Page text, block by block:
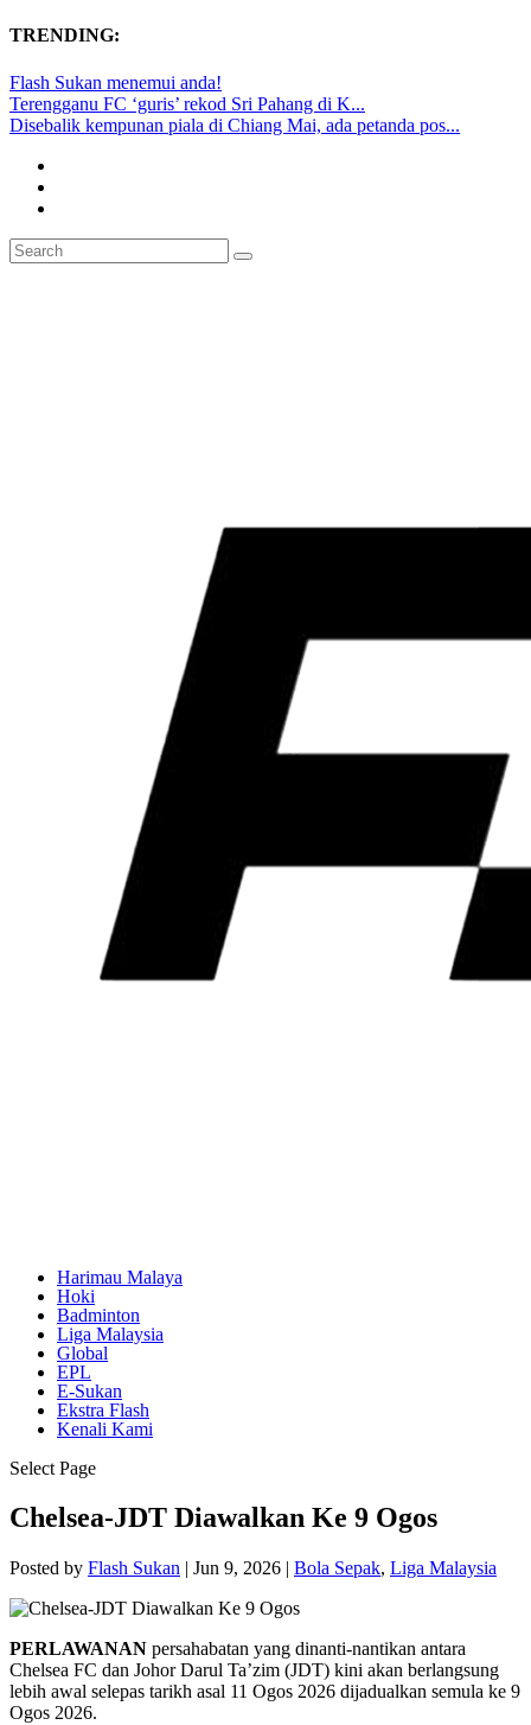
TRENDING:
Flash Sukan menemui anda!
Terengganu FC ‘guris’ rekod Sri Pahang di K...
Disebalik kempunan piala di Chiang Mai, ada petanda pos...
Harimau Malaya
Hoki
Badminton
Liga Malaysia
Global
EPL
E-Sukan
Ekstra Flash
Kenali Kami
Select Page
Chelsea-JDT Diawalkan Ke 9 Ogos
Posted by Flash Sukan | Jun 9, 2026 | Bola Sepak, Liga Malaysia
PERLAWANAN persahabatan yang dinanti-nantikan antara
Chelsea FC dan Johor Darul Ta’zim (JDT) kini akan berlangsung
lebih awal selepas tarikh asal 11 Ogos 2026 dijadualkan semula ke 9
Ogos 2026.